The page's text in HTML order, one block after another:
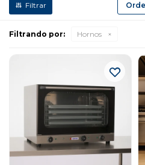
Filtrando por: Hornos